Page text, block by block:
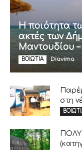
Η ποιότητα
ακτές των
Μαντουδίου –
ΒΟΙΩΤΙΑ Diavima -
στη
ΠΟΛΥ